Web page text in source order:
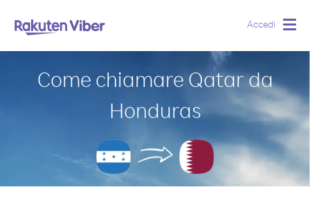
Accedi
Come chiamare Qatar da
Honduras